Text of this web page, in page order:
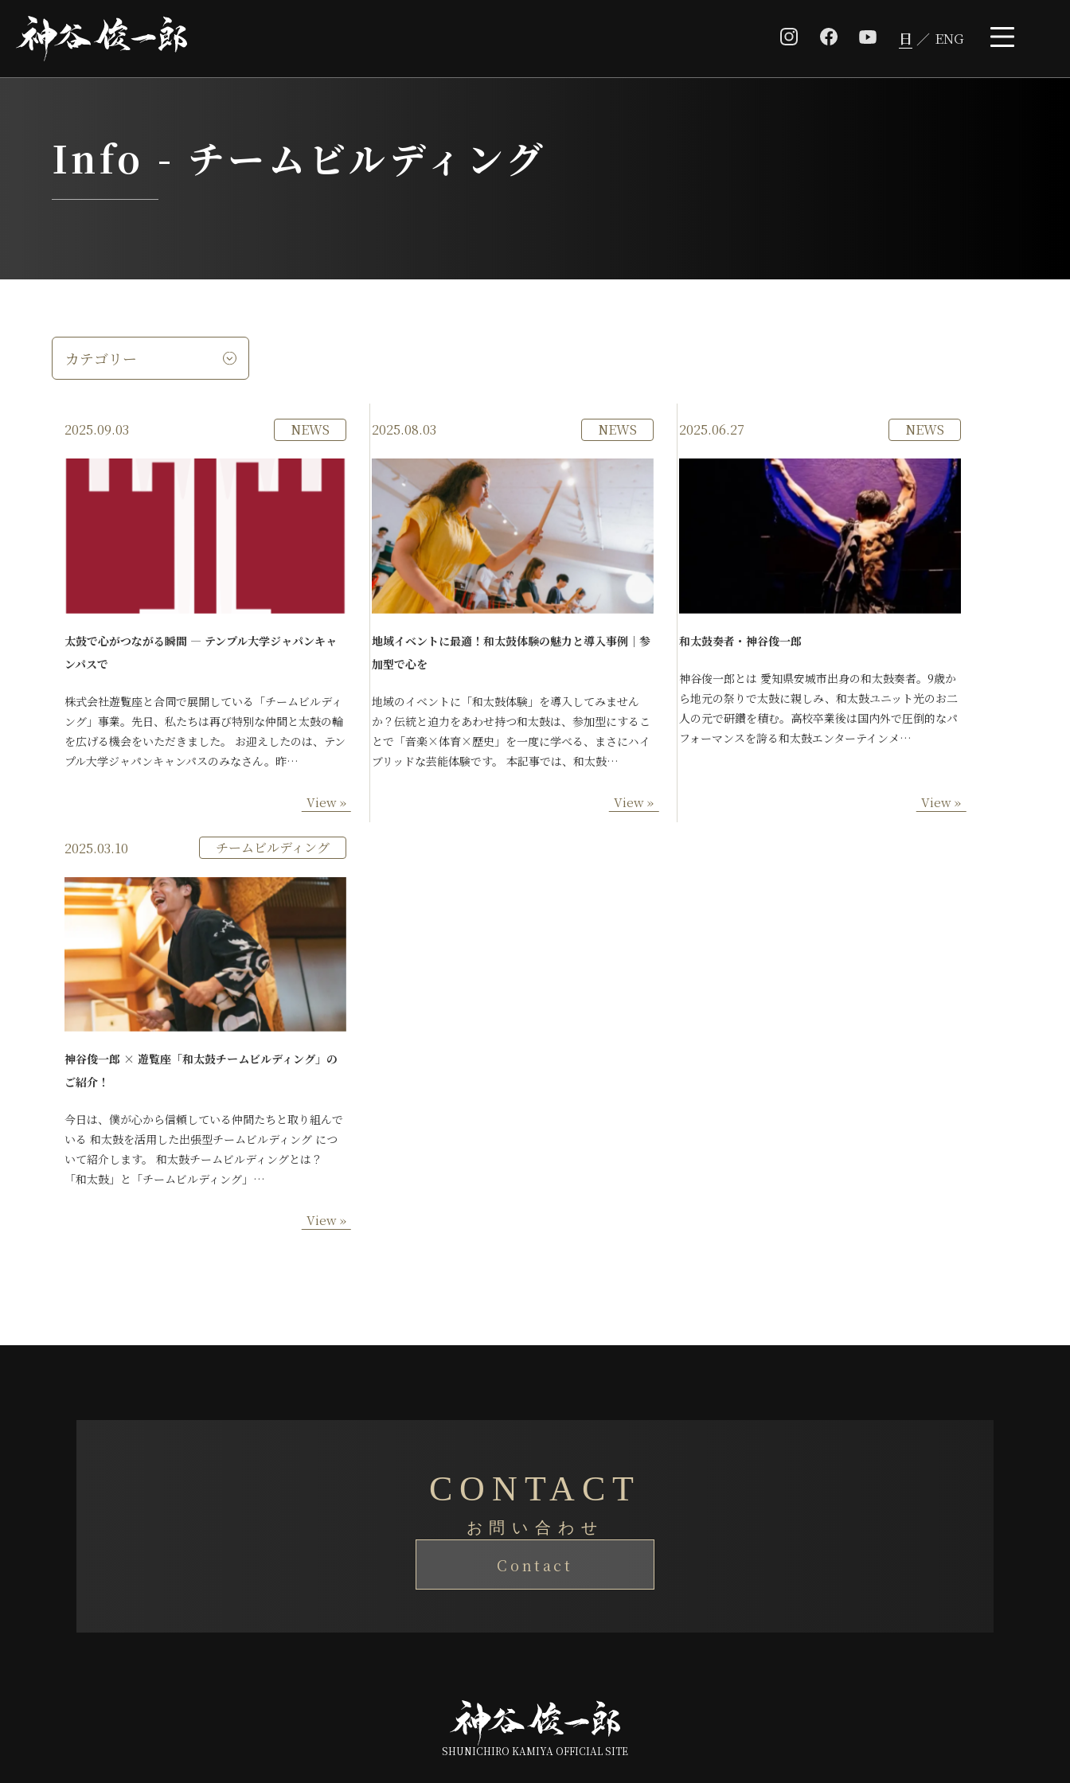
Info - チームビルディング
2025.09.03 NEWS
太鼓で心がつながる瞬間 ― テンプル大学ジャパンキャ
ンパスで
株式会社遊覧座と合同で展開している「チームビルディ
ング」事業。先日、私たちは再び特別な仲間と太鼓の輪
を広げる機会をいただきました。 お迎えしたのは、テン
プル大学ジャパンキャンパスのみなさん。昨…
View »
2025.08.03 NEWS
地域イベントに最適！和太鼓体験の魅力と導入事例｜参
加型で心を
地域のイベントに「和太鼓体験」を導入してみません
か？伝統と迫力をあわせ持つ和太鼓は、参加型にするこ
とで「音楽×体育×歴史」を一度に学べる、まさにハイ
ブリッドな芸能体験です。 本記事では、和太鼓…
View »
2025.06.27 NEWS
和太鼓奏者・神谷俊一郎
神谷俊一郎とは 愛知県安城市出身の和太鼓奏者。9歳か
ら地元の祭りで太鼓に親しみ、和太鼓ユニット光のお二
人の元で研鑽を積む。高校卒業後は国内外で圧倒的なパ
フォーマンスを誇る和太鼓エンターテインメ…
View »
2025.03.10 チームビルディング
神谷俊一郎 × 遊覧座「和太鼓チームビルディング」の
ご紹介！
今日は、僕が心から信頼している仲間たちと取り組んで
いる 和太鼓を活用した出張型チームビルディング につ
いて紹介します。 和太鼓チームビルディングとは？
「和太鼓」と「チームビルディング」…
View »
CONTACT
お問い合わせ
Contact
SHUNICHIRO KAMIYA OFFICIAL SITE